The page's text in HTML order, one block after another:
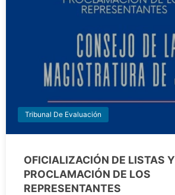
Tribunal De Evaluación
OFICIALIZACIÓN DE LISTAS Y
PROCLAMACIÓN DE LOS
REPRESENTANTES